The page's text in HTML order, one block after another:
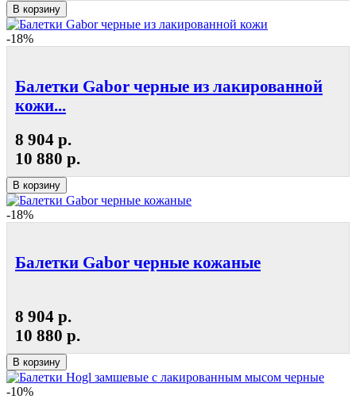
В корзину
-18%
Балетки Gabor черные из лакированной
кожи...
8 904 р.
10 880 р.
В корзину
-18%
Балетки Gabor черные кожаные
8 904 р.
10 880 р.
В корзину
-10%